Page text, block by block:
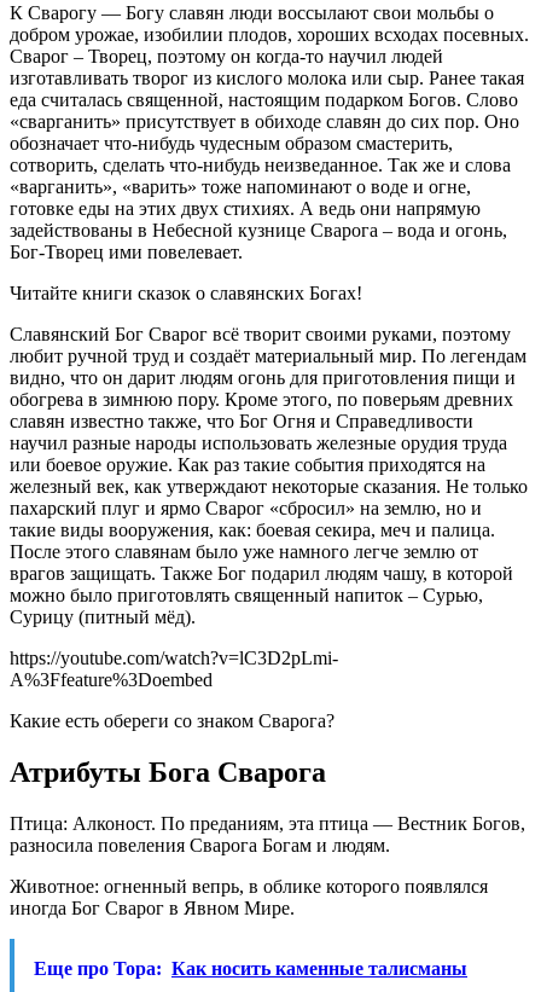
К Сварогу — Богу славян люди воссылают свои мольбы о
добром урожае, изобилии плодов, хороших всходах посевных.
Сварог – Творец, поэтому он когда-то научил людей
изготавливать творог из кислого молока или сыр. Ранее такая
еда считалась священной, настоящим подарком Богов. Слово
«сварганить» присутствует в обиходе славян до сих пор. Оно
обозначает что-нибудь чудесным образом смастерить,
сотворить, сделать что-нибудь неизведанное. Так же и слова
«варганить», «варить» тоже напоминают о воде и огне,
готовке еды на этих двух стихиях. А ведь они напрямую
задействованы в Небесной кузнице Сварога – вода и огонь,
Бог-Творец ими повелевает.
Читайте книги сказок о славянских Богах!
Славянский Бог Сварог всё творит своими руками, поэтому
любит ручной труд и создаёт материальный мир. По легендам
видно, что он дарит людям огонь для приготовления пищи и
обогрева в зимнюю пору. Кроме этого, по поверьям древних
славян известно также, что Бог Огня и Справедливости
научил разные народы использовать железные орудия труда
или боевое оружие. Как раз такие события приходятся на
железный век, как утверждают некоторые сказания. Не только
пахарский плуг и ярмо Сварог «сбросил» на землю, но и
такие виды вооружения, как: боевая секира, меч и палица.
После этого славянам было уже намного легче землю от
врагов защищать. Также Бог подарил людям чашу, в которой
можно было приготовлять священный напиток – Сурью,
Сурицу (питный мёд).
https://youtube.com/watch?v=lC3D2pLmi-
A%3Ffeature%3Doembed
Какие есть обереги со знаком Сварога?
Атрибуты Бога Сварога
Птица: Алконост. По преданиям, эта птица — Вестник Богов,
разносила повеления Сварога Богам и людям.
Животное: огненный вепрь, в облике которого появлялся
иногда Бог Сварог в Явном Мире.
Еще про Тора: Как носить каменные талисманы